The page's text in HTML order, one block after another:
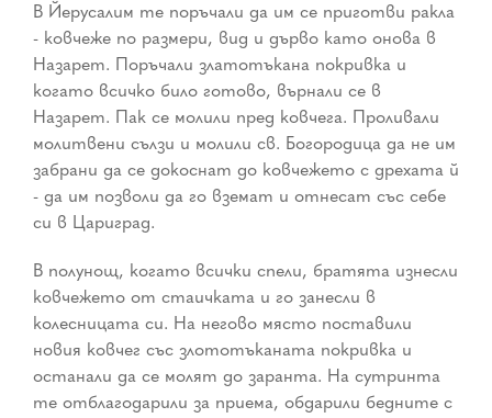
В Йерусалим те поръчали да им се приготви ракла
- ковчеже по размери, вид и дърво като онова в
Назарет. Поръчали златотъкана покривка и
когато всичко било готово, върнали се в
Назарет. Пак се молили пред ковчега. Проливали
молитвени сълзи и молили св. Богородица да не им
забрани да се докоснат до ковчежето с дрехата й
- да им позволи да го вземат и отнесат със себе
си в Цариград.
В полунощ, когато всички спели, братята изнесли
ковчежето от стаичката и го занесли в
колесницата си. На негово място поставили
новия ковчег със злототъканата покривка и
останали да се молят до заранта. На сутринта
те отблагодарили за приема, обдарили бедните с